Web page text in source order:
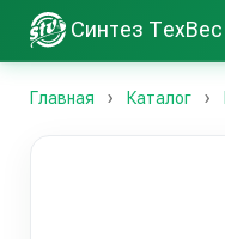
Синтез ТехВес
Главная Каталог